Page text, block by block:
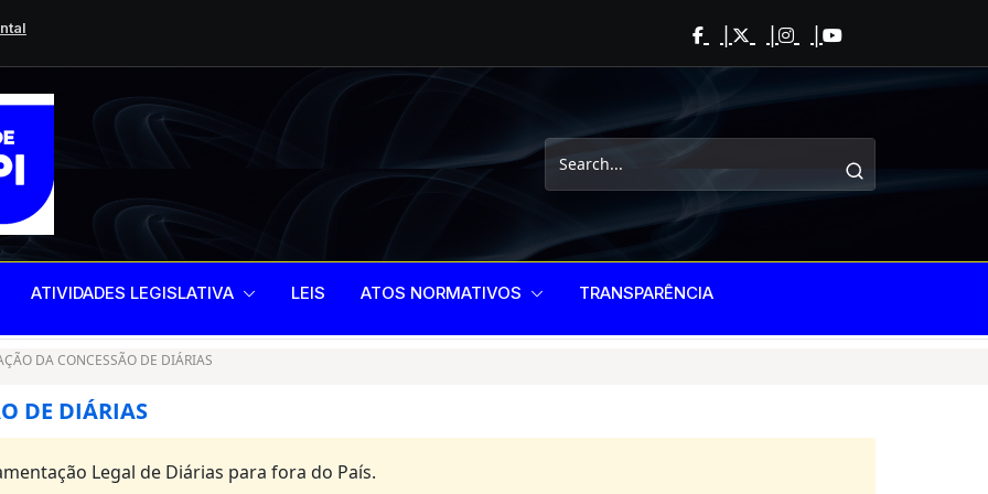
ATIVIDADES LEGISLATIVA LEIS ATOS NORMATIVOS TRANSPARÊNCIA
DA CONCESSÃO DE DIÁRIAS
DE DIÁRIAS
Legal de Diárias para fora do País.